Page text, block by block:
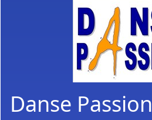
Danse Passion